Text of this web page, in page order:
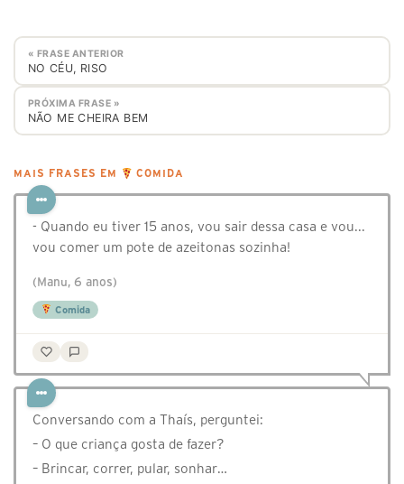
« FRASE ANTERIOR
NO CÉU, RISO
PRÓXIMA FRASE »
NÃO ME CHEIRA BEM
MAIS FRASES EM COMIDA
- Quando eu tiver 15 anos, vou sair dessa casa e vou...
vou comer um pote de azeitonas sozinha!
(Manu, 6 anos)
Comida
Conversando com a Thaís, perguntei:
– O que criança gosta de fazer?
– Brincar, correr, pular, sonhar…